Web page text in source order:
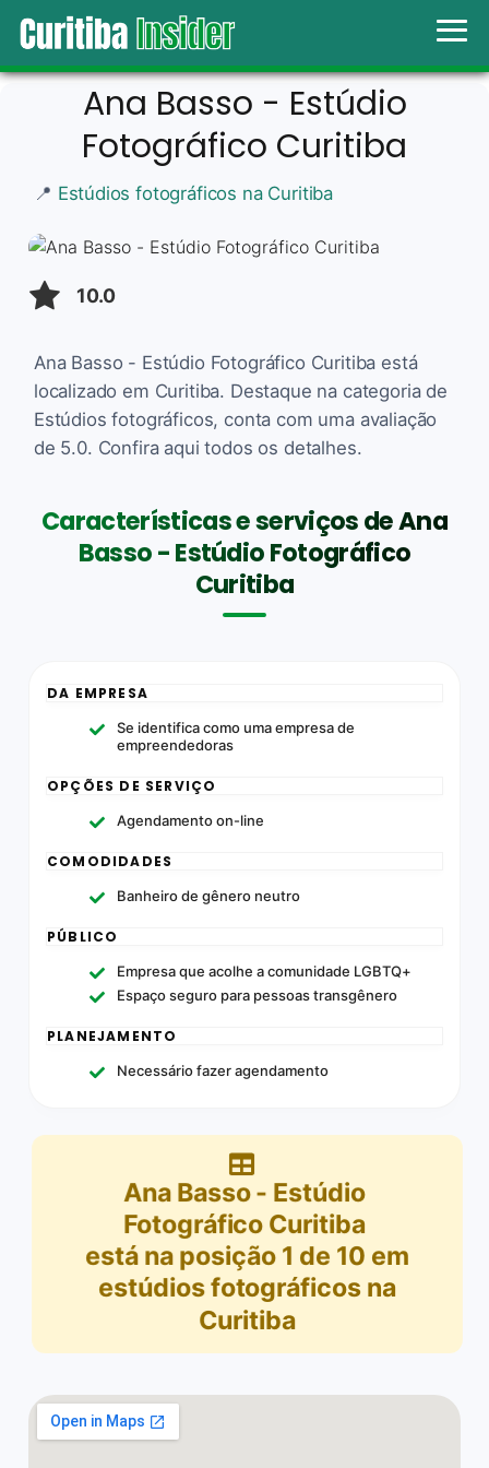
Ana Basso - Estúdio
Fotográfico Curitiba
📍 Estúdios fotográficos na Curitiba
10.0
Ana Basso - Estúdio Fotográfico Curitiba está
localizado em Curitiba. Destaque na categoria de
Estúdios fotográficos, conta com uma avaliação
de 5.0. Confira aqui todos os detalhes.
Características e serviços de Ana
Basso - Estúdio Fotográfico
Curitiba
DA EMPRESA
Se identifica como uma empresa de
empreendedoras
OPÇÕES DE SERVIÇO
Agendamento on-line
COMODIDADES
Banheiro de gênero neutro
PÚBLICO
Empresa que acolhe a comunidade LGBTQ+
Espaço seguro para pessoas transgênero
PLANEJAMENTO
Necessário fazer agendamento
Ana Basso - Estúdio
Fotográfico Curitiba
está na posição 1 de 10 em
estúdios fotográficos na
Curitiba